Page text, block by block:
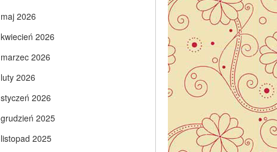
maj 2026
kwiecień 2026
marzec 2026
luty 2026
styczeń 2026
grudzień 2025
listopad 2025